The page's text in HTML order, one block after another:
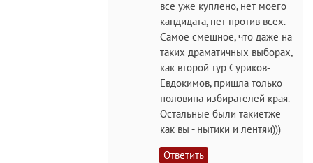
все уже куплено, нет моего
кандидата, нет против всех.
Самое смешное, что даже на
таких драматичных выборах,
как второй тур Суриков-
Евдокимов, пришла только
половина избирателей края.
Остальные были такиетже
как вы - нытики и лентяи)))
Ответить